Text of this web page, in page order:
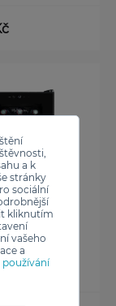
a k
stránky
sociální
kliknutím
vašeho
a
používání
18SILENCE